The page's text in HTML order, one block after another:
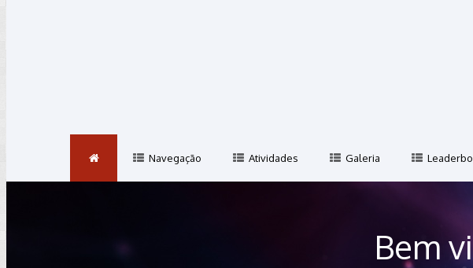
Navegação Atividades Galeria
Bem